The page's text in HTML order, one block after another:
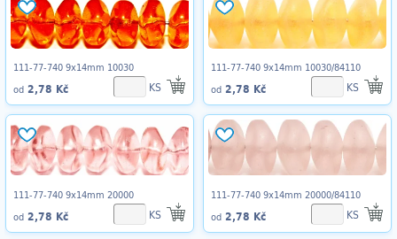
111-77-740 9x14mm 10030
od 2,78 Kč KS
111-77-740 9x14mm 10030/84110
od 2,78 Kč KS
111-77-740 9x14mm 20000
od 2,78 Kč KS
111-77-740 9x14mm 20000/84110
od 2,78 Kč KS